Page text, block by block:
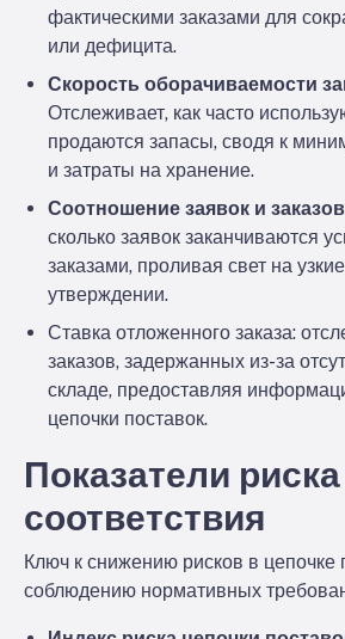
фактическими заказами для
или дефицита.
Скорость оборачиваемости
Отслеживает, как часто
продаются запасы, сводя к
и затраты на хранение.
Соотношение заявок и заказов
сколько заявок заканчиваются
заказами, проливая свет на
утверждении.
Ставка отложенного заказа:
заказов, задержанных из-за
складе, предоставляя
цепочки поставок.
Показатели
соответствия
Ключ к снижению рисков в цепочке
соблюдению нормативных